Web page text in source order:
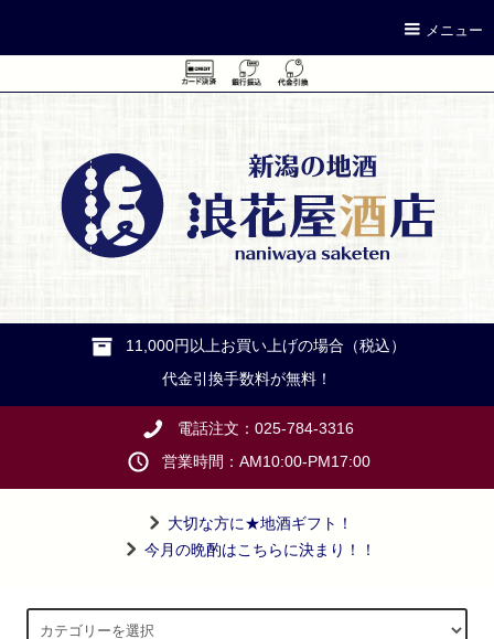
メニュー
11,000円以上お買い上げの場合（税込）
代金引換手数料が無料！
電話注文：025-784-3316
営業時間：AM10:00-PM17:00
大切な方に★地酒ギフト！
今月の晩酌はこちらに決まり！！